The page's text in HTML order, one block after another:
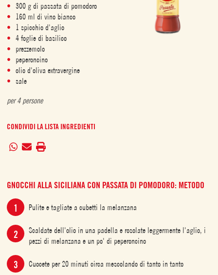
300 g di passata di pomodoro
160 ml di vino bianco
1 spicchio d'aglio
4 foglie di basilico
prezzemolo
peperoncino
olio d'oliva extravergine
sale
per 4 persone
CONDIVIDI LA LISTA INGREDIENTI
GNOCCHI ALLA SICILIANA CON PASSATA DI POMODORO: METODO
Pulite e tagliate a cubetti la melanzana
Scaldate dell'olio in una padella e rosolate leggermente l'aglio, i
pezzi di melanzana e un po' di peperoncino
Cuocete per 20 minuti circa mescolando di tanto in tanto